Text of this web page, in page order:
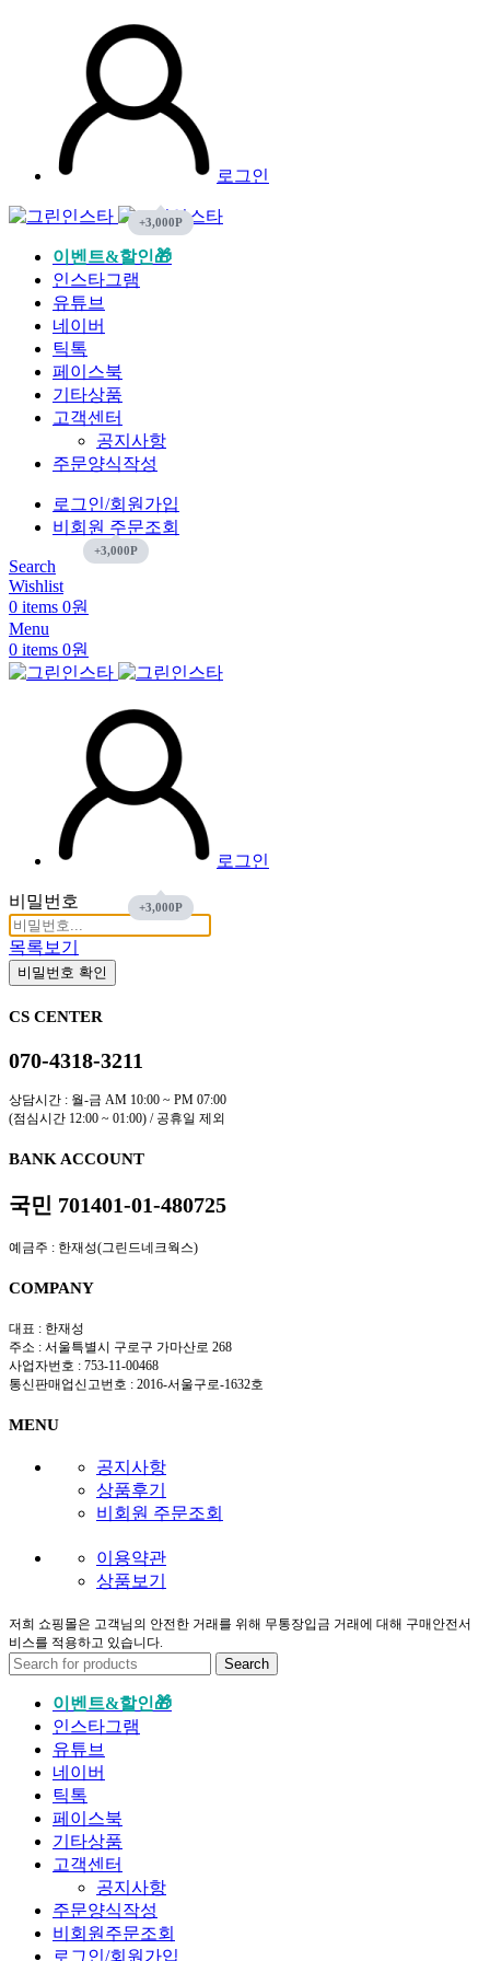
로그인
이벤트&할인🎁
인스타그램
유튜브
네이버
틱톡
페이스북
기타상품
고객센터
공지사항
주문양식작성
로그인/회원가입
비회원 주문조회
Search
Wishlist
0 items 0원
Menu
0 items 0원
로그인
비밀번호
목록보기
비밀번호 확인
CS CENTER
070-4318-3211
상담시간 : 월-금 AM 10:00 ~ PM 07:00
(점심시간 12:00 ~ 01:00) / 공휴일 제외
BANK ACCOUNT
국민 701401-01-480725
예금주 : 한재성(그린드네크웍스)
COMPANY
대표 : 한재성
주소 : 서울특별시 구로구 가마산로 268
사업자번호 : 753-11-00468
통신판매업신고번호 : 2016-서울구로-1632호
MENU
공지사항
상품후기
비회원 주문조회
이용약관
상품보기
저희 쇼핑몰은 고객님의 안전한 거래를 위해 무통장입금 거래에 대해 구매안전서
비스를 적용하고 있습니다.
Search
이벤트&할인🎁
인스타그램
유튜브
네이버
틱톡
페이스북
기타상품
고객센터
공지사항
주문양식작성
비회원주문조회
로그인/회원가입